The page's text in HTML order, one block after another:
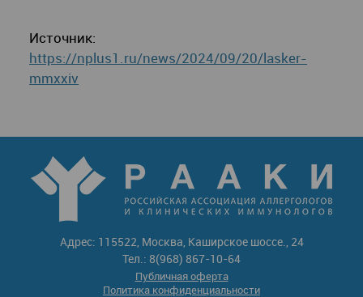
Источник:
https://nplus1.ru/news/2024/09/20/lasker-
mmxxiv
Адрес: 115522, Москва, Каширское шоссе., 24
Тел.: 8(968) 867-10-64
Публичная оферта
Политика конфиденциальности